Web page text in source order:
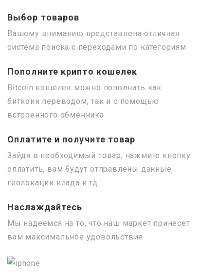
Выбор товаров
Вашему вниманию представлена отличная
система поиска с переходами по категориям
Пополните крипто кошелек
Bitcoin кошелек можно пополнить как
биткоин переводом, так и с помощью
встроенного обменника
Оплатите и получите товар
Зайдя в необходимый товар, нажмите кнопку
оплатить, вам будут отправлены данные
геолокации клада и тд
Наслаждайтесь
Мы надеемся на то, что наш маркет принесет
вам максимальное удовольствие